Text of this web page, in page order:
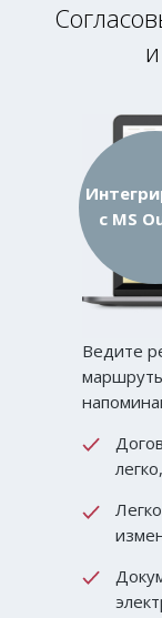
Ваши
в
Ведите
с MS